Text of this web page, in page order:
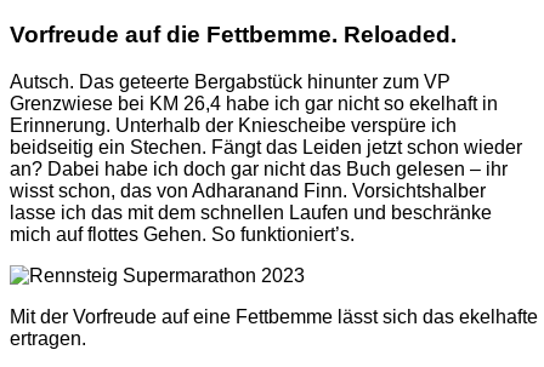
Vorfreude auf die Fettbemme. Reloaded.
Autsch. Das geteerte Bergabstück hinunter zum VP
Grenzwiese bei KM 26,4 habe ich gar nicht so ekelhaft in
Erinnerung. Unterhalb der Kniescheibe verspüre ich
beidseitig ein Stechen. Fängt das Leiden jetzt schon wieder
an? Dabei habe ich doch gar nicht das Buch gelesen – ihr
wisst schon, das von Adharanand Finn. Vorsichtshalber
lasse ich das mit dem schnellen Laufen und beschränke
mich auf flottes Gehen. So funktioniert’s.
Mit der Vorfreude auf eine Fettbemme lässt sich das
ertragen.